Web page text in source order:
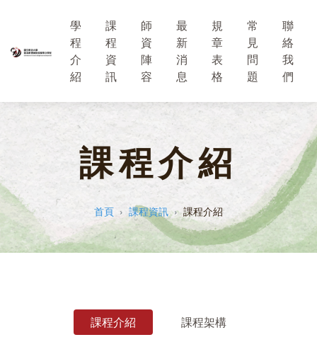
學
程
介
紹
課
程
資
訊
師
資
陣
容
最
新
消
息
規
章
表
格
常
見
問
題
聯
絡
我
們
課程介紹
首頁 課程資訊 課程介紹
課程介紹 課程架構